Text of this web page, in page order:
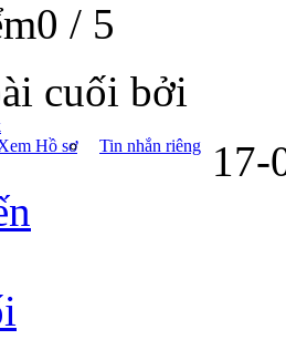
/ 5
cuối bởi
Hồ sơ
Tin nhắn riêng